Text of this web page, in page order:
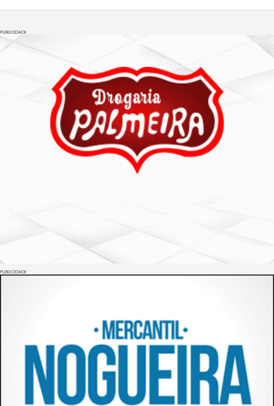
PUBLICIDADE
PUBLICIDADE